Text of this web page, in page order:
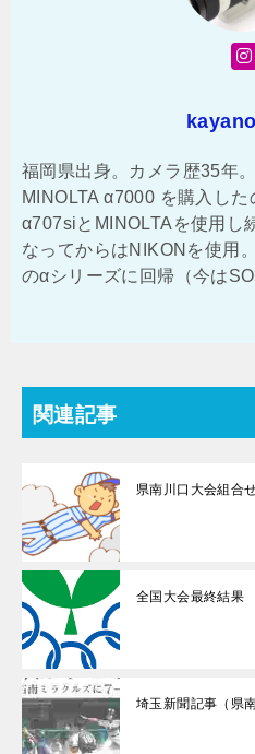
福岡県出身。カメラ歴35年
MINOLTA α7000 を購入した
α707siとMINOLTAを使用し
なってからはNIKONを使用
のαシリーズに回帰（今は
関連記事
県南川口大会組合
全国大会最終結果
埼玉新聞記事（県